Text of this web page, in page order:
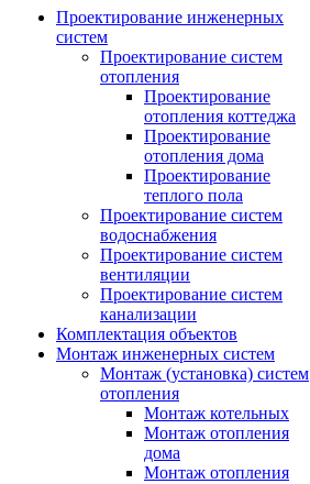
Проектирование инженерных
систем
Проектирование систем
отопления
Проектирование
отопления коттеджа
Проектирование
отопления дома
Проектирование
теплого пола
Проектирование систем
водоснабжения
Проектирование систем
вентиляции
Проектирование систем
канализации
Комплектация объектов
Монтаж инженерных систем
Монтаж (установка) систем
отопления
Монтаж котельных
Монтаж отопления
дома
Монтаж отопления